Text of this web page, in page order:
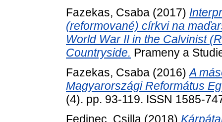
Fazekas, Csaba (2017)
(reformované) církvi na
World War II in the Calvinist
Countryside. Prameny a
Fazekas, Csaba (2016)A
Magyarországi Református
(4). pp. 93-119. ISSN 1585-
Fedinec, Csilla (2018)